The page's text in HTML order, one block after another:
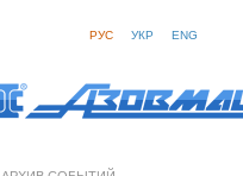
РУС УКР ENG